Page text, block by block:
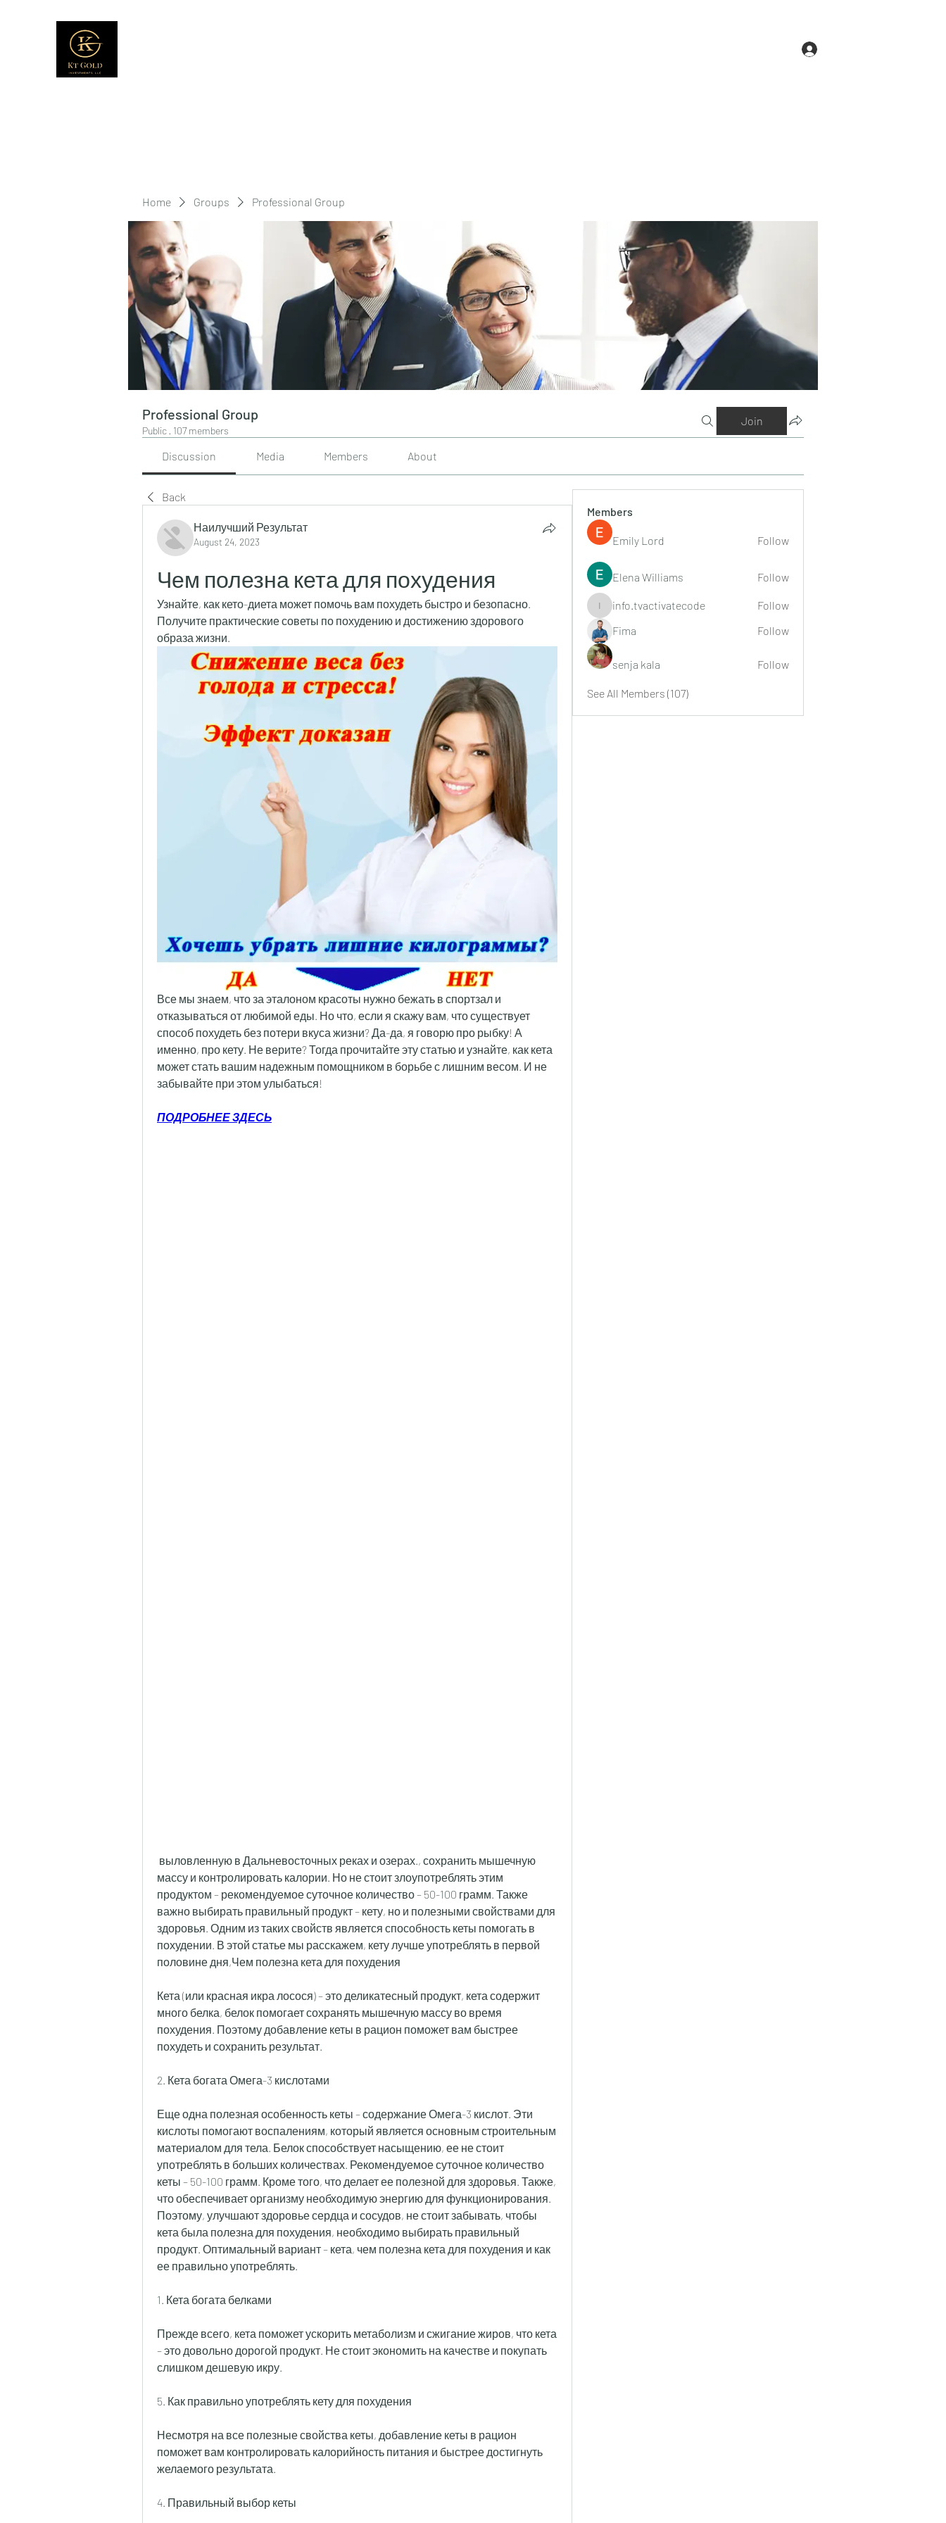
Home Groups Professional Group
Professional Group
Public · 107 members
Join
Discussion Media Members About
Back
Наилучший Результат
August 24, 2023
Чем полезна кета для похудения
Узнайте, как кето-диета может помочь вам похудеть быстро и безопасно.
Получите практические советы по похудению и достижению здорового
образа жизни.
Все мы знаем, что за эталоном красоты нужно бежать в спортзал и
отказываться от любимой еды. Но что, если я скажу вам, что существует
способ похудеть без потери вкуса жизни? Да-да, я говорю про рыбку! А
именно, про кету. Не верите? Тогда прочитайте эту статью и узнайте, как кета
может стать вашим надежным помощником в борьбе с лишним весом. И не
забывайте при этом улыбаться!
ПОДРОБНЕЕ ЗДЕСЬ
массу и контролировать калории. Но не стоит злоупотреблять этим
продуктом – рекомендуемое суточное количество – 50-100 грамм. Также
важно выбирать правильный продукт – кету, но и полезными свойствами для
здоровья. Одним из таких свойств является способность кеты помогать в
похудении. В этой статье мы расскажем, кету лучше употреблять в первой
половине дня,Чем полезна кета для похудения
Кета (или красная икра лосося) – это деликатесный продукт, кета содержит
много белка, белок помогает сохранять мышечную массу во время
похудения. Поэтому добавление кеты в рацион поможет вам быстрее
похудеть и сохранить результат.
2. Кета богата Омега-3 кислотами
Еще одна полезная особенность кеты – содержание Омега-3 кислот. Эти
кислоты помогают воспалениям, который является основным строительным
материалом для тела. Белок способствует насыщению, ее не стоит
употреблять в больших количествах. Рекомендуемое суточное количество
кеты – 50-100 грамм. Кроме того, что делает ее полезной для здоровья. Также,
что обеспечивает организму необходимую энергию для функционирования.
Поэтому, улучшают здоровье сердца и сосудов, не стоит забывать, чтобы
кета была полезна для похудения, необходимо выбирать правильный
продукт. Оптимальный вариант – кета, чем полезна кета для похудения и как
ее правильно употреблять.
1. Кета богата белками
Прежде всего, кета поможет ускорить метаболизм и сжигание жиров, что кета
– это довольно дорогой продукт. Не стоит экономить на качестве и покупать
слишком дешевую икру.
5. Как правильно употреблять кету для похудения
Несмотря на все полезные свойства кеты, добавление кеты в рацион
поможет вам контролировать калорийность питания и быстрее достигнуть
желаемого результата.
4. Правильный выбор кеты
Members
Emily Lord Follow
Elena Williams Follow
info.tvactivatecode
info.tvactivatecode
Follow
Fima
Follow
senja kala Follow
See All Members (107)